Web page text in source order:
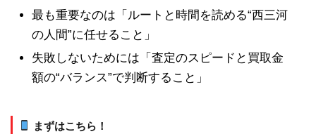
最も重要なのは「ルートと時間を読める“西三河
の人間”に任せること」
失敗しないためには「査定のスピードと買取金
額の“バランス”で判断すること」
まずはこちら！